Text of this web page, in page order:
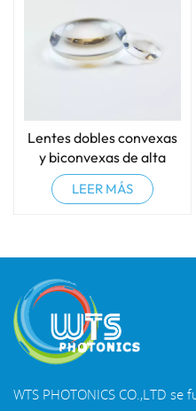
Lentes dobles convexas
y biconvexas de alta
presión
LEER MÁS
WTS PHOTONICS CO.,LTD